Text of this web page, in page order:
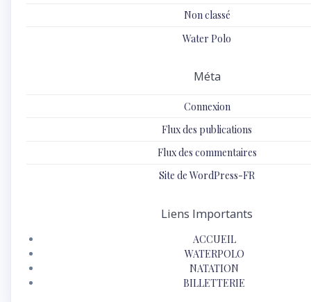
Non classé
Water Polo
Méta
Connexion
Flux des publications
Flux des commentaires
Site de WordPress-FR
Liens Importants
ACCUEIL
WATERPOLO
NATATION
BILLETTERIE